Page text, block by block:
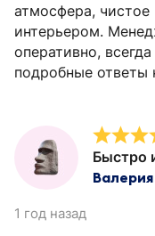
атмосфера,
интерьером.
оперативно,
подробные ответы
Быстро
1 год назад